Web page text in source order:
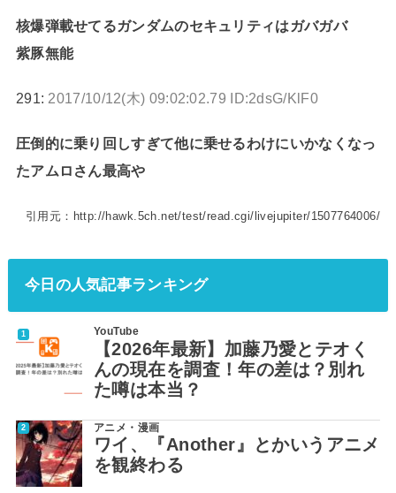
核爆弾載せてるガンダムのセキュリティはガバガバ
紫豚無能
291: 2017/10/12(木) 09:02:02.79 ID:2dsG/KlF0
圧倒的に乗り回しすぎて他に乗せるわけにいかなくなっ
たアムロさん最高や
引用元：http://hawk.5ch.net/test/read.cgi/livejupiter/1507764006/
今日の人気記事ランキング
YouTube
【2026年最新】加藤乃愛とテオく
んの現在を調査！年の差は？別れ
た噂は本当？
アニメ・漫画
ワイ、『Another』とかいうアニメ
を観終わる